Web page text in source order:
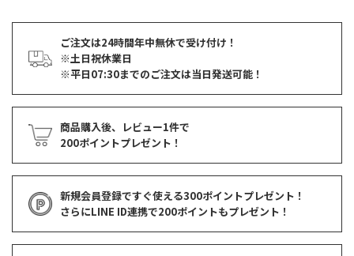
ご注文は24時間年中無休で受け付け！
※土日祝休業日
※平日07:30までのご注文は当日発送可能！
商品購入後、レビュー1件で
200ポイントプレゼント！
新規会員登録ですぐ使える300ポイントプレゼント！
さらにLINE ID連携で200ポイントもプレゼント！